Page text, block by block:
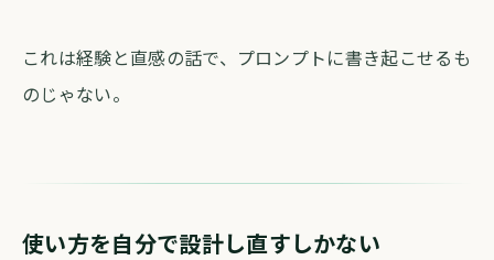
これは経験と直感の話で、プロンプトに書き起こせるも
のじゃない。
使い方を自分で設計し直すしかない